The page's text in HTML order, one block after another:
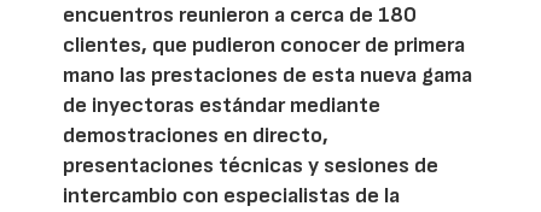
encuentros reunieron a cerca de 180
clientes, que pudieron conocer de primera
mano las prestaciones de esta nueva gama
de inyectoras estándar mediante
demostraciones en directo,
presentaciones técnicas y sesiones de
intercambio con especialistas de la